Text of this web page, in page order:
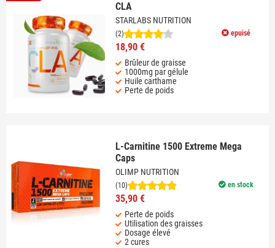
CLA
STARLABS NUTRITION
epuisé
(2)
18,90 €
Brûleur de graisse
1000mg par gélule
Huile carthame
Perte de poids
L-Carnitine 1500 Extreme Mega
Caps
OLIMP NUTRITION
en stock
(10)
35,90 €
Perte de poids
Utilisation des graisses
Dosage élevé
2 cures